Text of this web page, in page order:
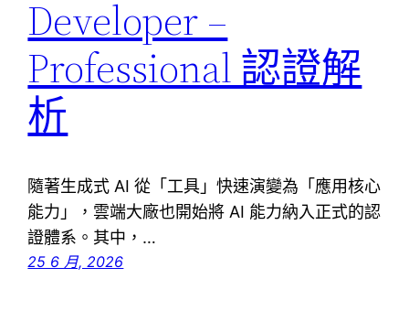
Developer –
Professional 認證解
析
隨著生成式 AI 從「工具」快速演變為「應用核心
能力」，雲端大廠也開始將 AI 能力納入正式的認
證體系。其中，…
25 6 月, 2026